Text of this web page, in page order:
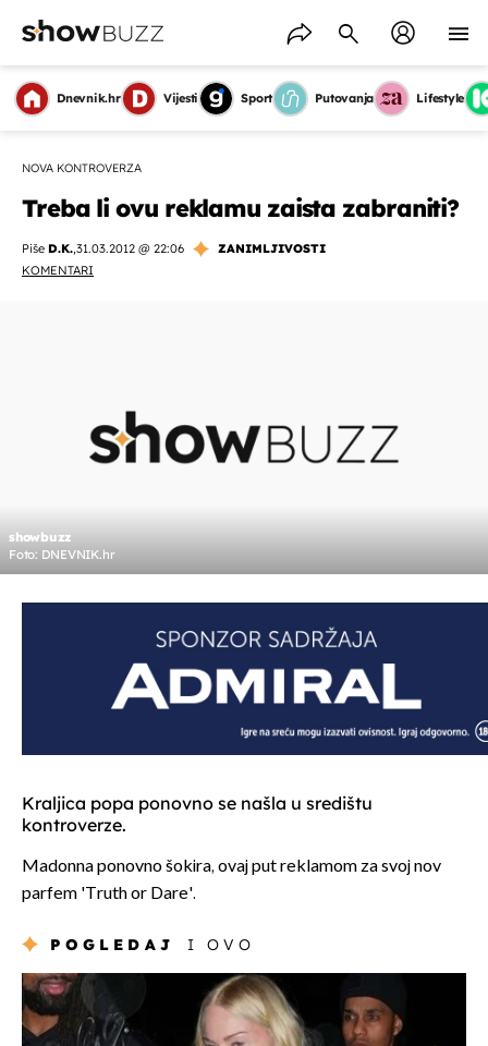
Dnevnik.hr Vijesti Sport Putovanja Lifestyle
NOVA KONTROVERZA
Treba li ovu reklamu zaista zabraniti?
Piše D.K.,31.03.2012 @ 22:06
ZANIMLJIVOSTI
KOMENTARI
showbuzz
Foto: DNEVNIK.hr
Kraljica popa ponovno se našla u središtu
kontroverze.
Madonna ponovno šokira, ovaj put reklamom za svoj nov
parfem 'Truth or Dare'.
POGLEDAJ I OVO
OMOGUĆI OBAVIJESTI